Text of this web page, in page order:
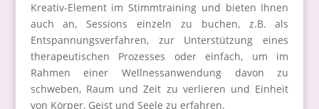
Kreativ-Element im Stimmtraining und bieten Ihnen
auch an, Sessions einzeln zu buchen, z.B. als
Entspannungsverfahren, zur Unterstützung eines
therapeutischen Prozesses oder einfach, um im
Rahmen einer Wellnessanwendung davon zu
schweben, Raum und Zeit zu verlieren und Einheit
von Körper, Geist und Seele zu erfahren.